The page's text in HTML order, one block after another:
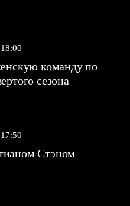
команду по
сезона
Стэном